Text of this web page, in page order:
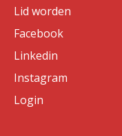
Lid worden
Facebook
Linkedin
Instagram
Login